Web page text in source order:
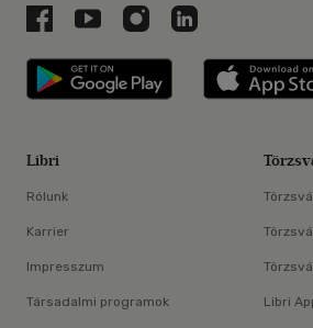
Libri a Facebookon
Libri a Youtube-on
Libri az Instagramon
Libri a
Libri applikáció
Libri
Rólunk
Karrier
Impresszum
Társadalmi programok Libri